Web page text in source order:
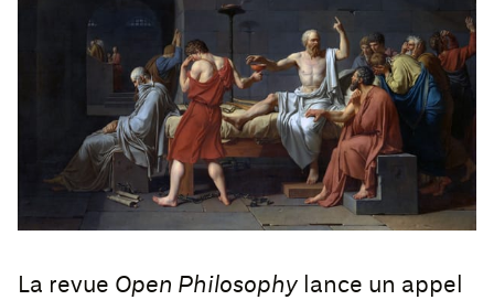
La revue Open Philosophy lance un appel